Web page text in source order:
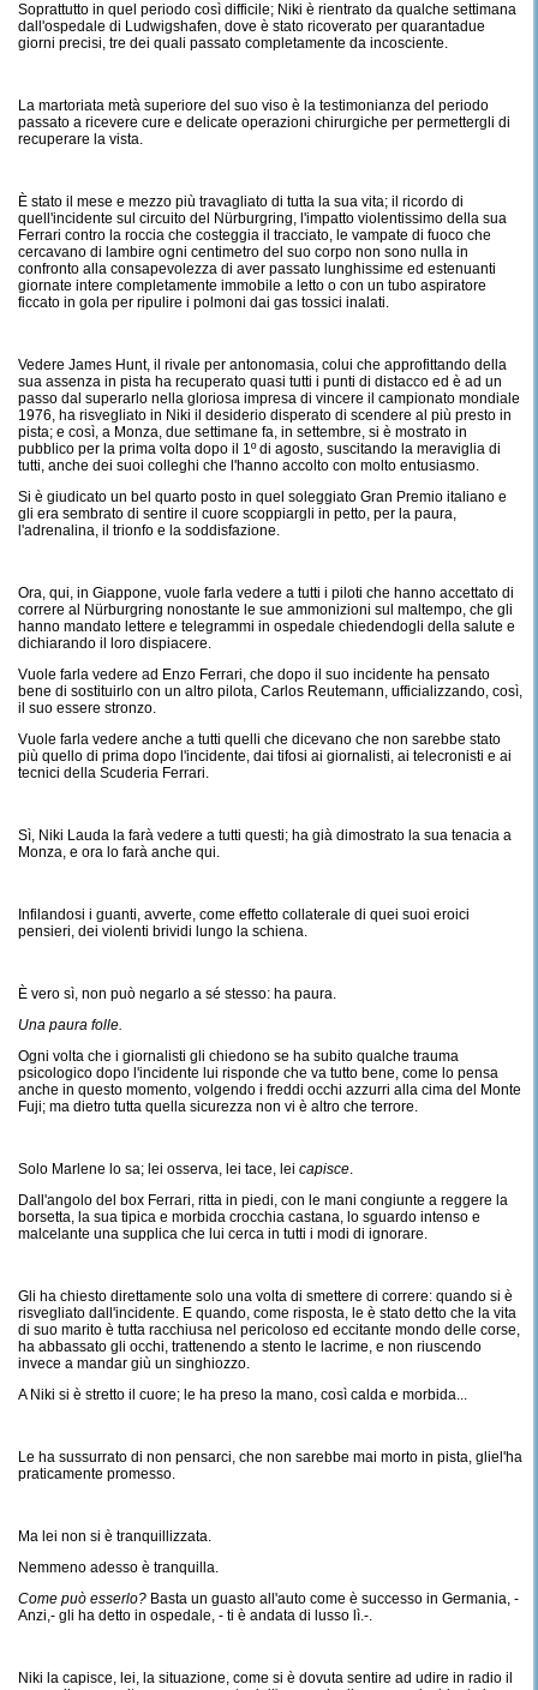
Soprattutto in quel periodo così difficile; Niki è rientrato da qualche settimana
dall'ospedale di Ludwigshafen, dove è stato ricoverato per quarantadue
giorni precisi, tre dei quali passato completamente da incosciente.
La martoriata metà superiore del suo viso è la testimonianza del periodo
passato a ricevere cure e delicate operazioni chirurgiche per permettergli di
recuperare la vista.
È stato il mese e mezzo più travagliato di tutta la sua vita; il ricordo di
quell'incidente sul circuito del Nürburgring, l'impatto violentissimo della sua
Ferrari contro la roccia che costeggia il tracciato, le vampate di fuoco che
cercavano di lambire ogni centimetro del suo corpo non sono nulla in
confronto alla consapevolezza di aver passato lunghissime ed estenuanti
giornate intere completamente immobile a letto o con un tubo aspiratore
ficcato in gola per ripulire i polmoni dai gas tossici inalati.
Vedere James Hunt, il rivale per antonomasia, colui che approfittando della
sua assenza in pista ha recuperato quasi tutti i punti di distacco ed è ad un
passo dal superarlo nella gloriosa impresa di vincere il campionato mondiale
1976, ha risvegliato in Niki il desiderio disperato di scendere al più presto in
pista; e così, a Monza, due settimane fa, in settembre, si è mostrato in
pubblico per la prima volta dopo il 1º di agosto, suscitando la meraviglia di
tutti, anche dei suoi colleghi che l'hanno accolto con molto entusiasmo.
Si è giudicato un bel quarto posto in quel soleggiato Gran Premio italiano e
gli era sembrato di sentire il cuore scoppiargli in petto, per la paura,
l'adrenalina, il trionfo e la soddisfazione.
Ora, qui, in Giappone, vuole farla vedere a tutti i piloti che hanno accettato di
correre al Nürburgring nonostante le sue ammonizioni sul maltempo, che gli
hanno mandato lettere e telegrammi in ospedale chiedendogli della salute e
dichiarando il loro dispiacere.
Vuole farla vedere ad Enzo Ferrari, che dopo il suo incidente ha pensato
bene di sostituirlo con un altro pilota, Carlos Reutemann, ufficializzando, così,
il suo essere stronzo.
Vuole farla vedere anche a tutti quelli che dicevano che non sarebbe stato
più quello di prima dopo l'incidente, dai tifosi ai giornalisti, ai telecronisti e ai
tecnici della Scuderia Ferrari.
Sì, Niki Lauda la farà vedere a tutti questi; ha già dimostrato la sua tenacia a
Monza, e ora lo farà anche qui.
Infilandosi i guanti, avverte, come effetto collaterale di quei suoi eroici
pensieri, dei violenti brividi lungo la schiena.
È vero sì, non può negarlo a sé stesso: ha paura.
Una paura folle.
Ogni volta che i giornalisti gli chiedono se ha subito qualche trauma
psicologico dopo l'incidente lui risponde che va tutto bene, come lo pensa
anche in questo momento, volgendo i freddi occhi azzurri alla cima del Monte
Fuji; ma dietro tutta quella sicurezza non vi è altro che terrore.
Solo Marlene lo sa; lei osserva, lei tace, lei capisce.
Dall'angolo del box Ferrari, ritta in piedi, con le mani congiunte a reggere la
borsetta, la sua tipica e morbida crocchia castana, lo sguardo intenso e
malcelante una supplica che lui cerca in tutti i modi di ignorare.
Gli ha chiesto direttamente solo una volta di smettere di correre: quando si è
risvegliato dall'incidente. E quando, come risposta, le è stato detto che la vita
di suo marito è tutta racchiusa nel pericoloso ed eccitante mondo delle corse,
ha abbassato gli occhi, trattenendo a stento le lacrime, e non riuscendo
invece a mandar giù un singhiozzo.
A Niki si è stretto il cuore; le ha preso la mano, così calda e morbida...
Le ha sussurrato di non pensarci, che non sarebbe mai morto in pista, gliel'ha
praticamente promesso.
Ma lei non si è tranquillizzata.
Nemmeno adesso è tranquilla.
Come può esserlo? Basta un guasto all'auto come è successo in Germania, -
Anzi,- gli ha detto in ospedale, - ti è andata di lusso lì.-.
Niki la capisce, lei, la situazione, come si è dovuta sentire ad udire in radio il